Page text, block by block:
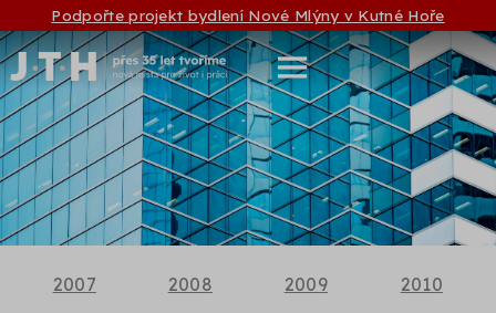
Podpořte projekt bydlení Nové Mlýny v Kutné Hoře
2007 2008 2009
2010